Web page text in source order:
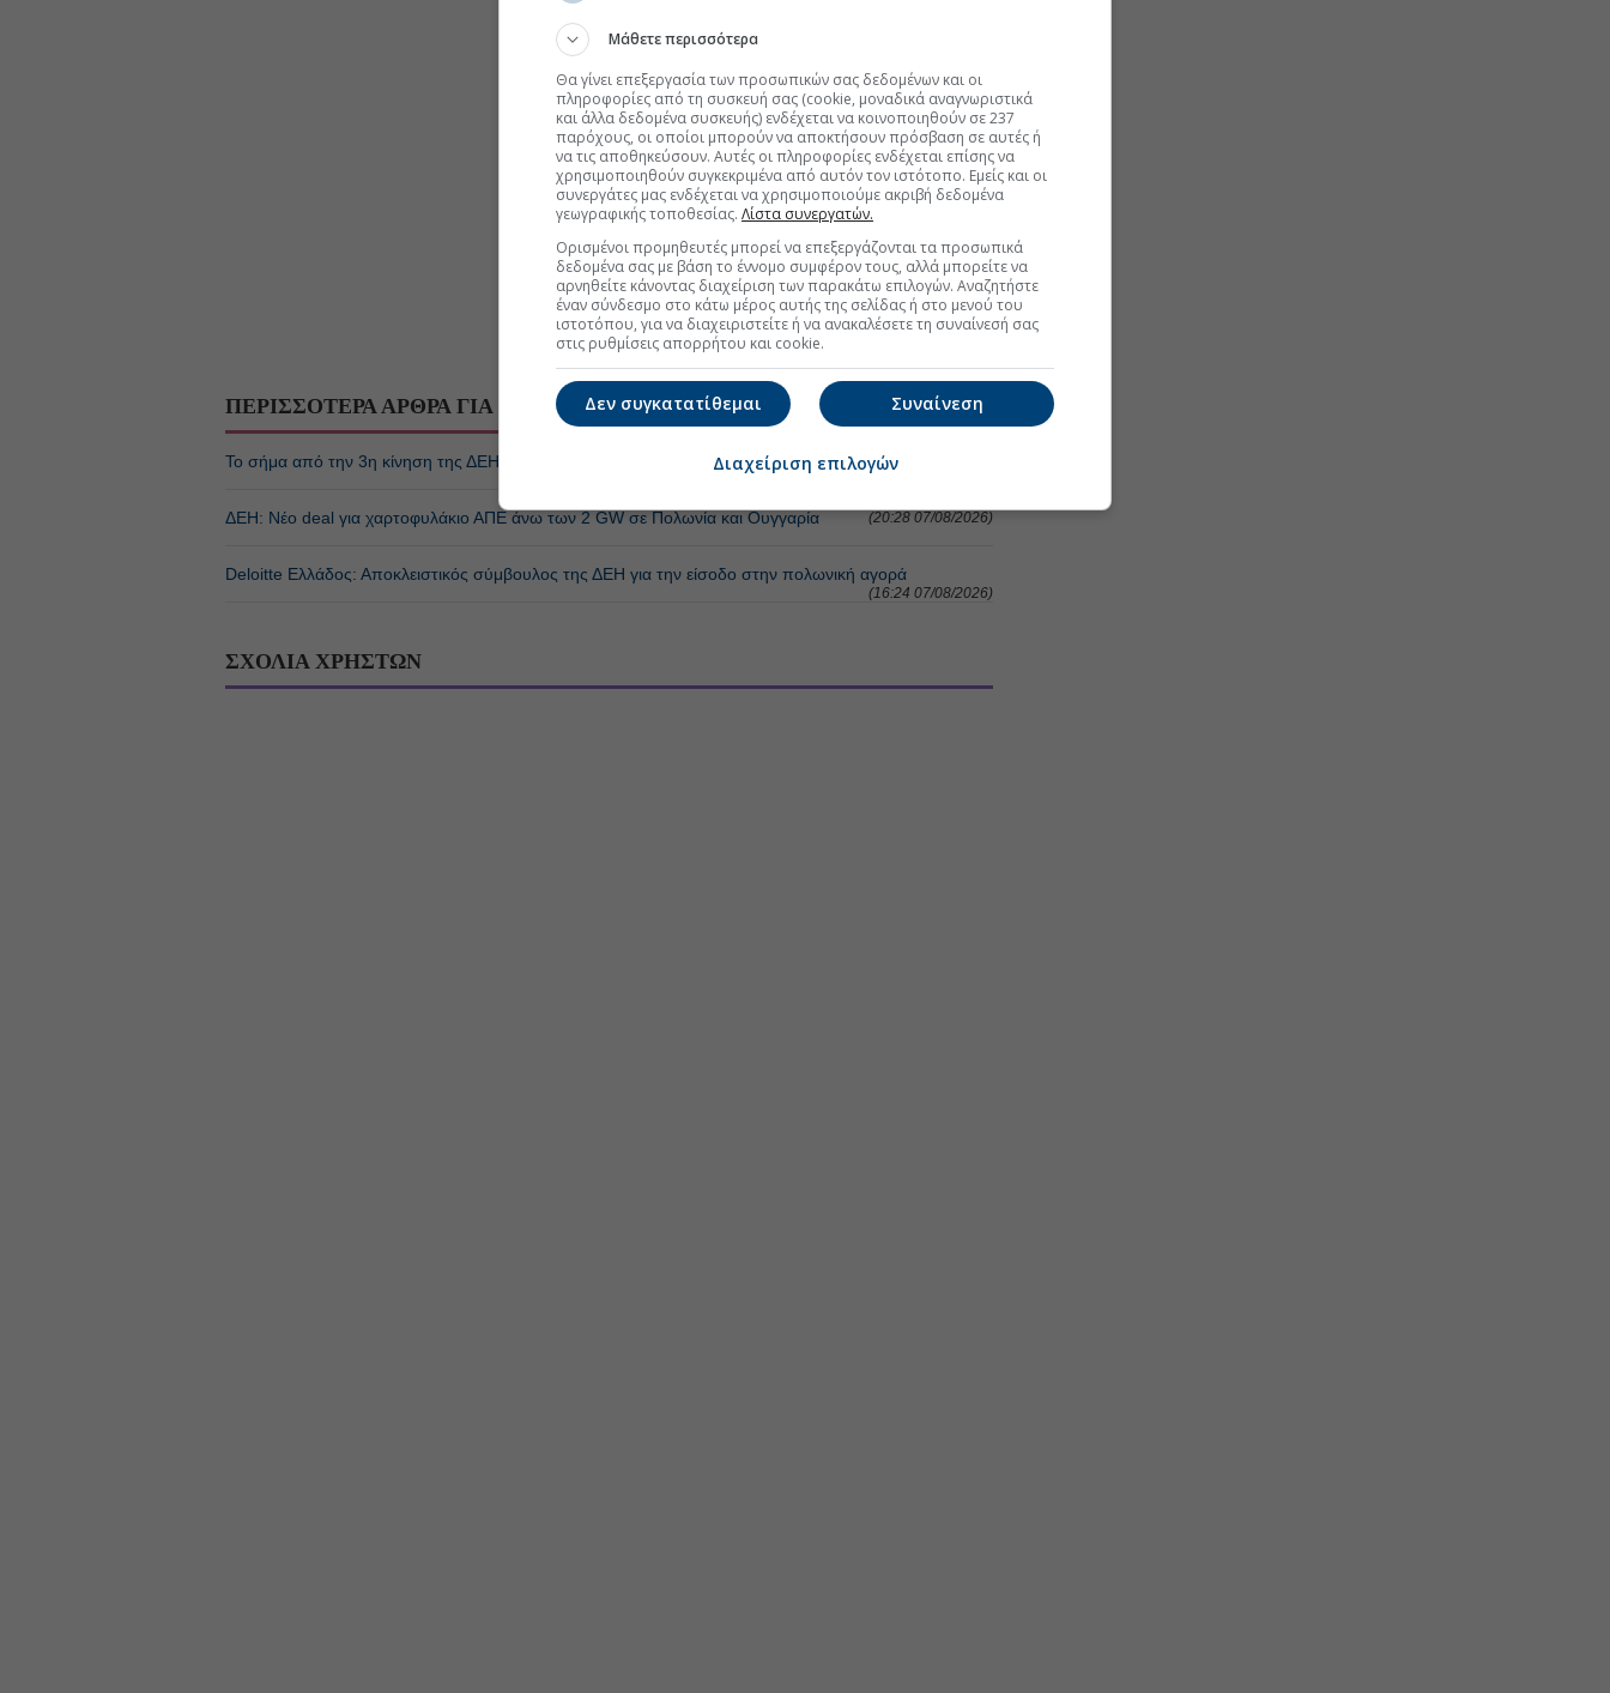
ΠΕΡΙΣΣΟΤΕΡΑ ΑΡΘΡΑ ΓΙΑ ΕΝΕΡΓΕΙΑ
Το σήμα από την 3η κίνηση της ΔΕΗ, έρχεται και νέο deal (08:12 08/08/2026)
ΔΕΗ: Νέο deal για χαρτοφυλάκιο ΑΠΕ άνω των 2 GW σε Πολωνία και Ουγγαρία (20:28 07/08/2026)
Deloitte Ελλάδος: Αποκλειστικός σύμβουλος της ΔΕΗ για την είσοδο στην πολωνική αγορά
(16:24 07/08/2026)
ΣΧΟΛΙΑ ΧΡΗΣΤΩΝ
Μάθετε περισσότερα
Θα γίνει επεξεργασία των προσωπικών σας δεδομένων και οι
πληροφορίες από τη συσκευή σας (cookie, μοναδικά αναγνωριστικά
και άλλα δεδομένα συσκευής) ενδέχεται να κοινοποιηθούν σε 237
παρόχους, οι οποίοι μπορούν να αποκτήσουν πρόσβαση σε αυτές ή
να τις αποθηκεύσουν. Αυτές οι πληροφορίες ενδέχεται επίσης να
χρησιμοποιηθούν συγκεκριμένα από αυτόν τον ιστότοπο. Εμείς και οι
συνεργάτες μας ενδέχεται να χρησιμοποιούμε ακριβή δεδομένα
γεωγραφικής τοποθεσίας. Λίστα συνεργατών.
Ορισμένοι προμηθευτές μπορεί να επεξεργάζονται τα προσωπικά
δεδομένα σας με βάση το έννομο συμφέρον τους, αλλά μπορείτε να
αρνηθείτε κάνοντας διαχείριση των παρακάτω επιλογών. Αναζητήστε
έναν σύνδεσμο στο κάτω μέρος αυτής της σελίδας ή στο μενού του
ιστοτόπου, για να διαχειριστείτε ή να ανακαλέσετε τη συναίνεσή σας
στις ρυθμίσεις απορρήτου και cookie.
Συναίνεση
Δεν συγκατατίθεμαι
Διαχείριση επιλογών